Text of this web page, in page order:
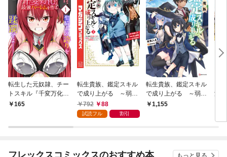
転生した元奴隷、チー
トスキル『千変万化』
で最強ハーレムを作る
165
転生貴族、鑑定スキル
で成り上がる ～弱小
領地を受け継いだの
で、優秀な人材を増や
792 88
試読フル 割引
転生貴族、鑑定スキル
で成り上がる ～弱小
領地を受け継いだの
1,155
湖
き
もっと見る